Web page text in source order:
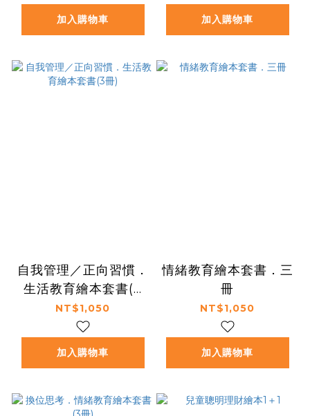
加入購物車 加入購物車
自我管理／正向習慣．
生活教育繪本套書(3
冊)
NT$1,050
加入購物車
情緒教育繪本套書．三
冊
NT$1,050
加入購物車